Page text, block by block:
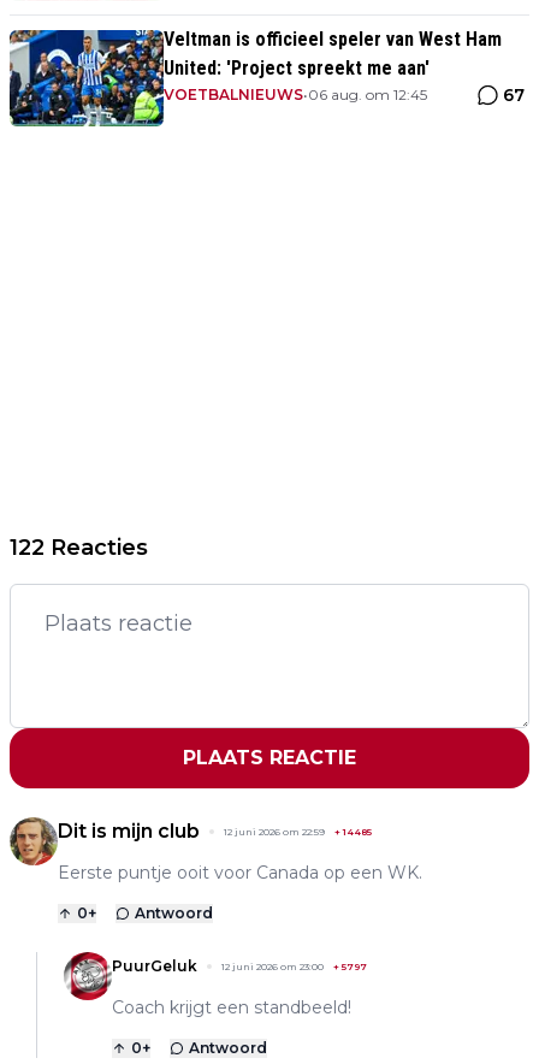
Veltman is officieel speler van West Ham
United: 'Project spreekt me aan'
VOETBALNIEUWS•06 aug. om 12:45 67
122 Reacties
PLAATS REACTIE
Dit is mijn club 12 juni 2026 om 22:59 +14485
Eerste puntje ooit voor Canada op een WK.
0+ Antwoord
PuurGeluk 12 juni 2026 om 23:00 + 5797
Coach krijgt een standbeeld!
0+ Antwoord